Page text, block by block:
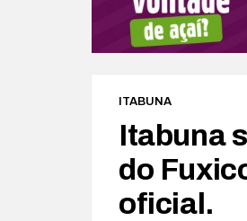
ITABUNA
Itabuna
do
oficial.